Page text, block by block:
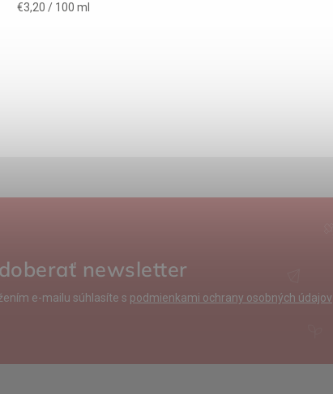
€3,20 / 100 ml
newsletter
e-mailu súhlasíte s podmienkami ochrany osobných údajov